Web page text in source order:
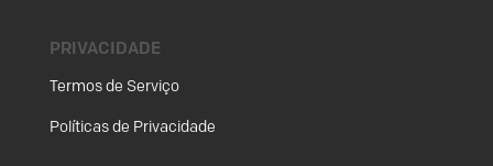
PRIVACIDADE
Termos de Serviço
Políticas de Privacidade